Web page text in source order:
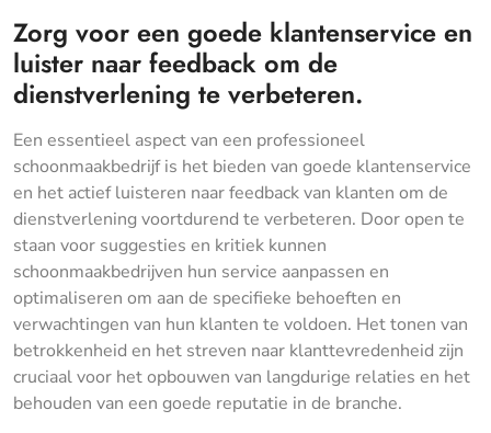
Zorg voor een goede klantenservice en
luister naar feedback om de
dienstverlening te verbeteren.
Een essentieel aspect van een professioneel
schoonmaakbedrijf is het bieden van goede klantenservice
en het actief luisteren naar feedback van klanten om de
dienstverlening voortdurend te verbeteren. Door open te
staan voor suggesties en kritiek kunnen
schoonmaakbedrijven hun service aanpassen en
optimaliseren om aan de specifieke behoeften en
verwachtingen van hun klanten te voldoen. Het tonen van
betrokkenheid en het streven naar klanttevredenheid zijn
cruciaal voor het opbouwen van langdurige relaties en het
behouden van een goede reputatie in de branche.